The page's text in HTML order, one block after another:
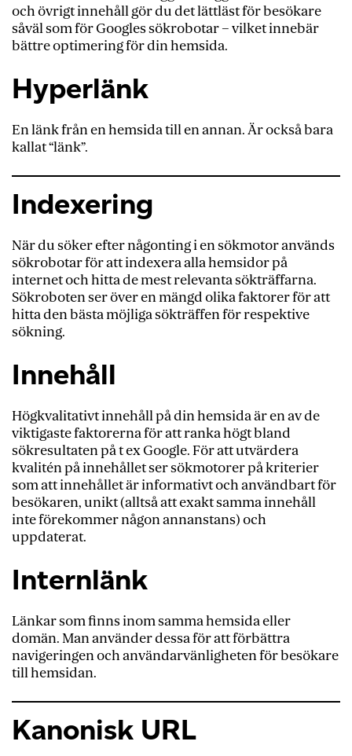
och övrigt innehåll gör du det lättläst för besökare
såväl som för Googles sökrobotar – vilket innebär
bättre optimering för din hemsida.
Hyperlänk
En länk från en hemsida till en annan. Ärockså bara
kallat “länk”.
Indexering
När du söker efter någonting i en sökmotor används
sökrobotar för att indexera alla hemsidor på
internet och hitta de mest relevanta sökträffarna.
Sökroboten ser över en mängd olika faktorer för att
hitta den bästa möjliga sökträffen för respektive
sökning.
Innehåll
Högkvalitativt innehåll på din hemsida är en av de
viktigaste faktorerna för att ranka högt bland
sökresultaten på t ex Google. För att utvärdera
kvalitén på innehållet ser sökmotorer på kriterier
som att innehållet är informativt och användbart för
besökaren, unikt (alltså att exakt samma innehåll
inte förekommer någon annanstans) och
uppdaterat.
Internlänk
Länkar som finns inom samma hemsida eller
domän. Man använder dessaför att förbättra
navigeringen och användarvänligheten för besökare
till hemsidan.
Kanonisk URL